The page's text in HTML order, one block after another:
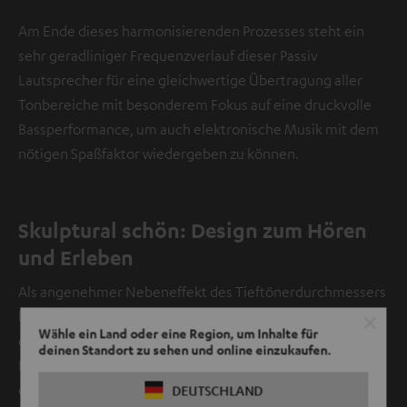
Wähle ein Land oder eine Region, um Inhalte für
deinen Standort zu sehen und online einzukaufen.
DEUTSCHLAND
Am Ende dieses harmonisierenden Prozesses steht ein
sehr geradliniger Frequenzverlauf dieser Passiv
Lautsprecher für eine gleichwertige Übertragung aller
Tonbereiche mit besonderem Fokus auf eine druckvolle
Bassperformance, um auch elektronische Musik mit dem
nötigen Spaßfaktor wiedergeben zu können.
Skulptural schön: Design zum Hören
und Erleben
Als angenehmer Nebeneffekt des Tieftönerdurchmessers
konnte eine sehr schmale Gesamtform realisiert werden,
die sich dezent in moderne Lebenswelten einfügt.
den Raum nicht mehr dominieren – seine Präsenz ist vor